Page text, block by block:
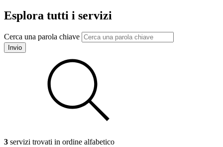
Esplora tutti i servizi
Cerca una parola chiave
Invio
3 servizi trovati in ordine alfabetico